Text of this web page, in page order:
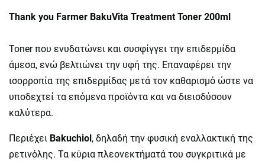
Thank you Farmer BakuVita Treatment Toner 200ml
Toner που ενυδατώνει και συσφίγγει την επιδερμίδα
άμεσα, ενώ βελτιώνει την υφή της. Επαναφέρει την
ισορροπία της επιδερμίδας μετά τον καθαρισμό ώστε να
υποδεχτεί τα επόμενα προϊόντα και να διεισδύσουν
καλύτερα.
Περιέχει Bakuchiol, δηλαδή την φυσική εναλλακτική της
ρετινόλης. Τα κύρια πλεονεκτήματά του συγκριτικά με